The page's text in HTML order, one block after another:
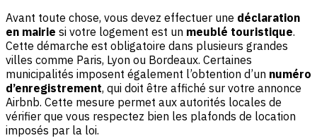
Avant toute chose, vous devez effectuer une déclaration
en mairie si votre logement est un meublé touristique.
Cette démarche est obligatoire dans plusieurs grandes
villes comme Paris, Lyon ou Bordeaux. Certaines
municipalités imposent également l’obtention d’un numéro
d’enregistrement, qui doit être affiché sur votre annonce
Airbnb. Cette mesure permet aux autorités locales de
vérifier que vous respectez bien les plafonds de location
imposés par la loi.